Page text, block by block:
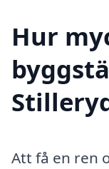
Hur
Att få en ren